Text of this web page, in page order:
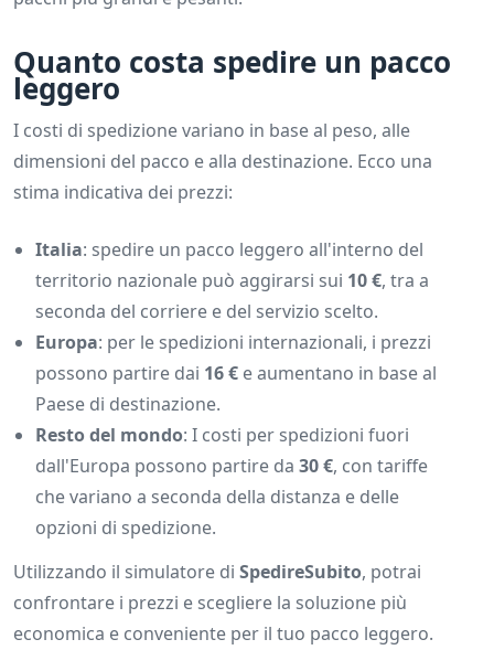
Quanto costa spedire un pacco
leggero
I costi di spedizione variano in base al peso, alle
dimensioni del pacco e alla destinazione. Ecco una
stima indicativa dei prezzi:
Italia: spedire un pacco leggero all'interno del
territorio nazionale può aggirarsi sui 10 €, tra a
seconda del corriere e del servizio scelto.
Europa: per le spedizioni internazionali, i prezzi
possono partire dai 16 € e aumentano in base al
Paese di destinazione.
Resto del mondo: I costi per spedizioni fuori
dall'Europa possono partire da 30 €, con tariffe
che variano a seconda della distanza e delle
opzioni di spedizione.
Utilizzando il simulatore di SpedireSubito, potrai
confrontare i prezzi e scegliere la soluzione più
economica e conveniente per il tuo pacco leggero.